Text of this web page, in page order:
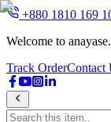
+880 1810 169
Welcome to
Track OrderContact